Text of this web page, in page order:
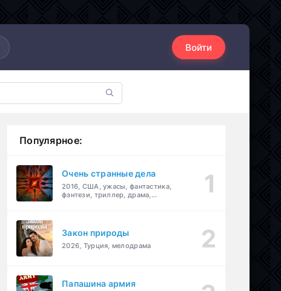
Войти
Популярное:
Очень странные дела
2016, США, ужасы, фантастика,
фэнтези, триллер, драма,
Закон природы
2026, Турция, мелодрама
Папашина армия